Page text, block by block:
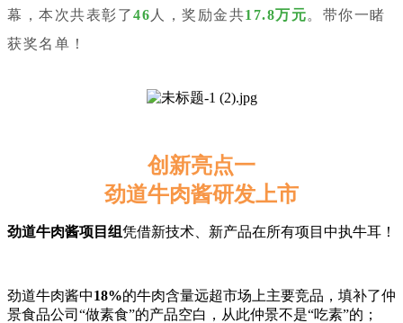
幕，本次共表彰了46 人，奖励金共17.8万元。带你一睹
获奖名单！
创新亮点一
劲道牛肉酱研发上市
劲道牛肉酱项目组凭借新技术、新产品在所有项目中执牛耳！
劲道牛肉酱中18%的牛肉含量远超市场上主要竞品，填补了仲
景食品公司“做素食”的产品空白，从此仲景不是“吃素”的；